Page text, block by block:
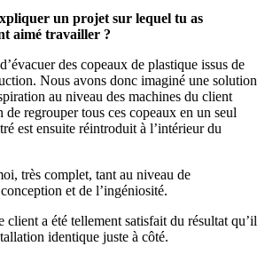
un projet sur lequel tu as
aimé travailler ?
des copeaux de plastique issus de
Nous avons donc imaginé une solution
au niveau des machines du client
de regrouper tous ces copeaux en un seul
est ensuite réintroduit à l’intérieur du
très complet, tant au niveau de
conception et de l’ingéniosité.
client a été tellement satisfait du résultat qu’il
identique juste à côté.